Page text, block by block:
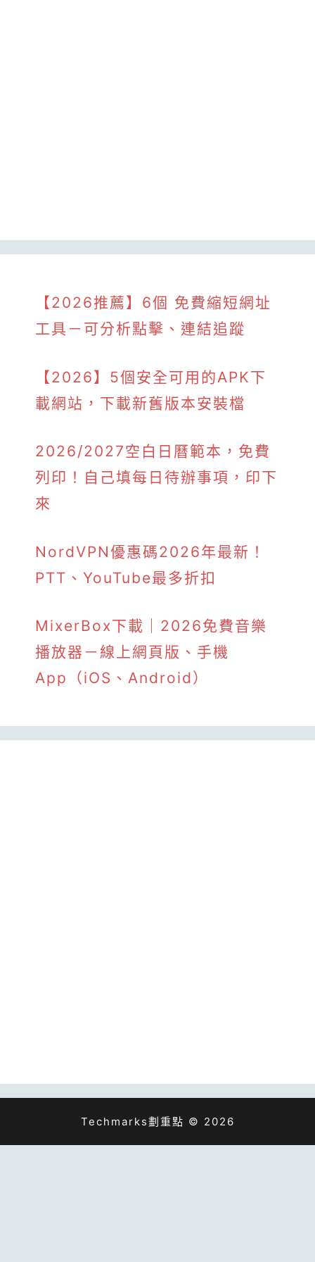
【2026推薦】6個 免費縮短網址
工具－可分析點擊、連結追蹤
【2026】5個安全可用的APK下
載網站，下載新舊版本安裝檔
2026/2027空白日曆範本，免費
列印！自己填每日待辦事項，印下
來
NordVPN優惠碼2026年最新！
PTT、YouTube最多折扣
MixerBox下載｜2026免費音樂
播放器－線上網頁版、手機
App（iOS、Android）
Techmarks劃重點 © 2026